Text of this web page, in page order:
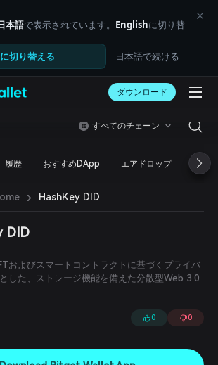
本語で表示されています。 Englishに切り替
切り替える 日本語で続ける
ダウンロード
すべてのチェーン
履歴 おすすめDApp エアドロップ DeFi
› HashKey DID
DID
およびスマートコントラクトに基づくプライバ
した、ストレージ機能を備えた分散型Web 3.0
0 0